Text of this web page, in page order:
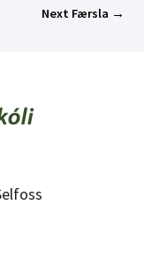
Next Færsla →